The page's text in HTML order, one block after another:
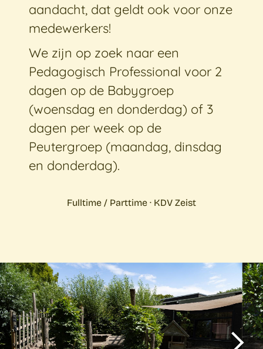
aandacht, dat geldt ook voor onze
medewerkers!
We zijn op zoek naar een
Pedagogisch Professional voor 2
dagen op de Babygroep
(woensdag en donderdag) of 3
dagen per week op de
Peutergroep (maandag, dinsdag
en donderdag).
Fulltime / Parttime · KDV Zeist